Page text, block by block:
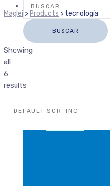
Maglei > Products > tecnología
Showing
all
6
results